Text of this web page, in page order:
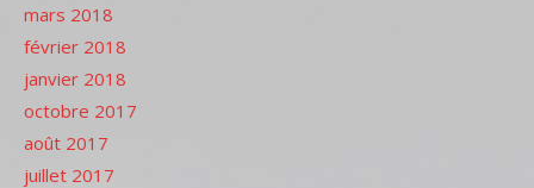
mars 2018
février 2018
janvier 2018
octobre 2017
août 2017
juillet 2017